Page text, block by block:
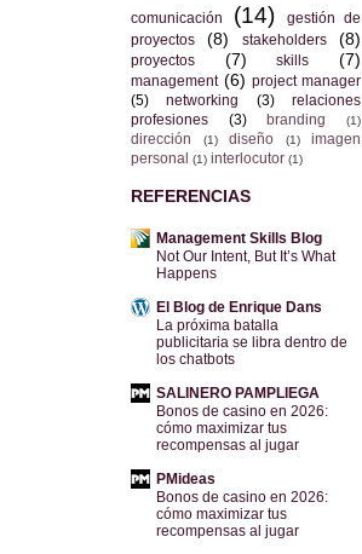
comunicación (14)
gestión de
proyectos
(8) stakeholders (8)
proyectos (7) skills (7)
management (6) project manager
(5)
networking (3)
relaciones
profesiones
(3) branding (1)
dirección (1) diseño (1)
imagen
personal (1) interlocutor (1)
REFERENCIAS
Management Skills Blog
Not Our Intent, But It’s What
Happens
El Blog de Enrique Dans
La próxima batalla
publicitaria se libra dentro de
los chatbots
SALINERO PAMPLIEGA
Bonos de casino en 2026:
cómo maximizar tus
recompensas al jugar
PMideas
Bonos de casino en 2026:
cómo maximizar tus
recompensas al jugar